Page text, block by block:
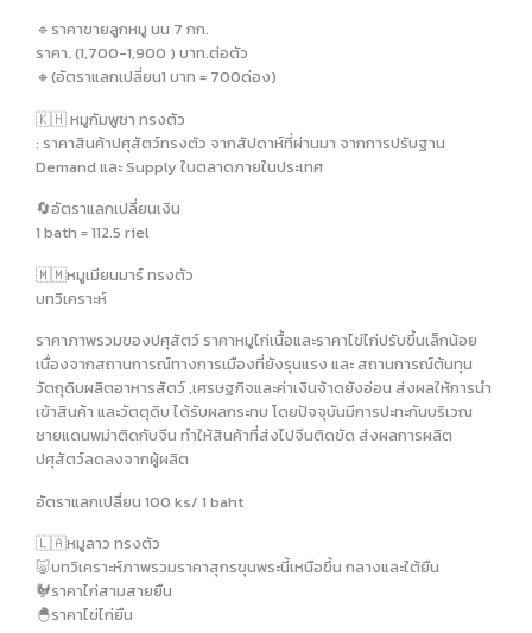
🔹️ราคาขายลูกหมู นน 7 กก.
ราคา. (1,700-1,900 ) บาท.ต่อตัว
🔸️(อัตราแลกเปลี่ยน1 บาท = 700ด่อง)
🇰🇭 หมูกัมพูชา ทรงตัว
: ราคาสินค้าปศุสัตว์ทรงตัว จากสัปดาห์ที่ผ่านมา จากการปรับฐาน
Demand และ Supply ในตลาดภายในประเทศ
🔄อัตราแลกเปลี่ยนเงิน
1 bath = 112.5 riel
🇲🇲หมูเมียนมาร์ ทรงตัว
บทวิเคราะห์
ราคาภาพรวมของปศุสัตว์ ราคาหมูไก่เนื้อและราคาไข่ไก่ปรับขึ้นเล็กน้อย
เนื่องจากสถานการณ์ทางการเมืองที่ยังรุนแรง และ สถานการณ์ต้นทุน
วัตถุดิบผลิตอาหารสัตว์ ,เศรษฐกิจและค่าเงินจ้าดยังอ่อน ส่งผลให้การนำ
เข้าสินค้า และวัตตุดิบ ได้รับผลกระทบ โดยปัจจุบันมีการปะทะกันบริเวณ
ชายแดนพม่าติดกับจีน ทำให้สินค้าที่ส่งไปจีนติดขัด ส่งผลการผลิต
ปศุสัตว์ลดลงจากผู้ผลิต
อัตราแลกเปลี่ยน 100 ks/ 1 baht
🇱🇦หมูลาว ทรงตัว
🐷บทวิเคราะห์ภาพรวมราคาสุกรขุนพระนี้เหนือขึ้น กลางและใต้ยืน
🐓ราคาไก่สามสายยืน
🐣ราคาไข่ไก่ยืน